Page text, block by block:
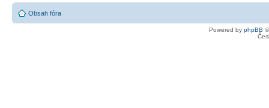
Obsah fóra
Powered by phpBB